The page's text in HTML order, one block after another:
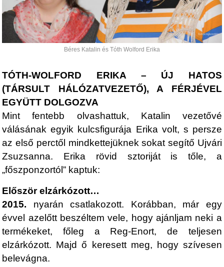
Béres Katalin és Tóth Wolford Erika
TÓTH-WOLFORD ERIKA – ÚJ HATOS
(TÁRSULT HÁLÓZATVEZETŐ), A FÉRJÉVEL
EGYÜTT DOLGOZVA
Mint fentebb olvashattuk, Katalin vezetővé
válásának egyik kulcsfigurája Erika volt, s persze
az első perctől mindkettejüknek sokat segítő Ujvári
Zsuzsanna. Erika rövid sztoriját is tőle, a
„főszponzortól” kaptuk:
Először elzárkózott…
2015. nyarán csatlakozott. Korábban, már egy
évvel azelőtt beszéltem vele, hogy ajánljam neki a
termékeket, főleg a Reg-Enort, de teljesen
elzárkózott. Majd ő keresett meg, hogy szívesen
belevágna.